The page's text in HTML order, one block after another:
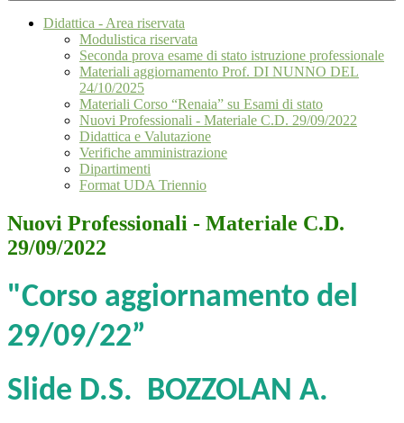
Didattica - Area riservata
Modulistica riservata
Seconda prova esame di stato istruzione professionale
Materiali aggiornamento Prof. DI NUNNO DEL
24/10/2025
Materiali Corso “Renaia” su Esami di stato
Nuovi Professionali - Materiale C.D. 29/09/2022
Didattica e Valutazione
Verifiche amministrazione
Dipartimenti
Format UDA Triennio
Nuovi Professionali - Materiale C.D.
29/09/2022
"Corso aggiornamento del
29/09/22”
Slide D.S. BOZZOLAN A.